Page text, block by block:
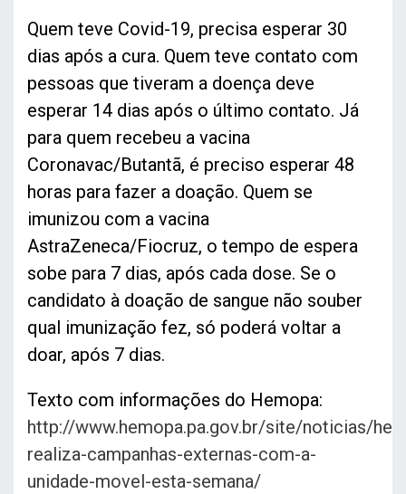
Quem teve Covid-19, precisa esperar 30
dias após a cura. Quem teve contato com
pessoas que tiveram a doença deve
esperar 14 dias após o último contato. Já
para quem recebeu a vacina
Coronavac/Butantã, é preciso esperar 48
horas para fazer a doação. Quem se
imunizou com a vacina
AstraZeneca/Fiocruz, o tempo de espera
sobe para 7 dias, após cada dose. Se o
candidato à doação de sangue não souber
qual imunização fez, só poderá voltar a
doar, após 7 dias.
Texto com informações do Hemopa:
http://www.hemopa.pa.gov.br/site/noticias/
realiza-campanhas-externas-com-a-
unidade-movel-esta-semana/